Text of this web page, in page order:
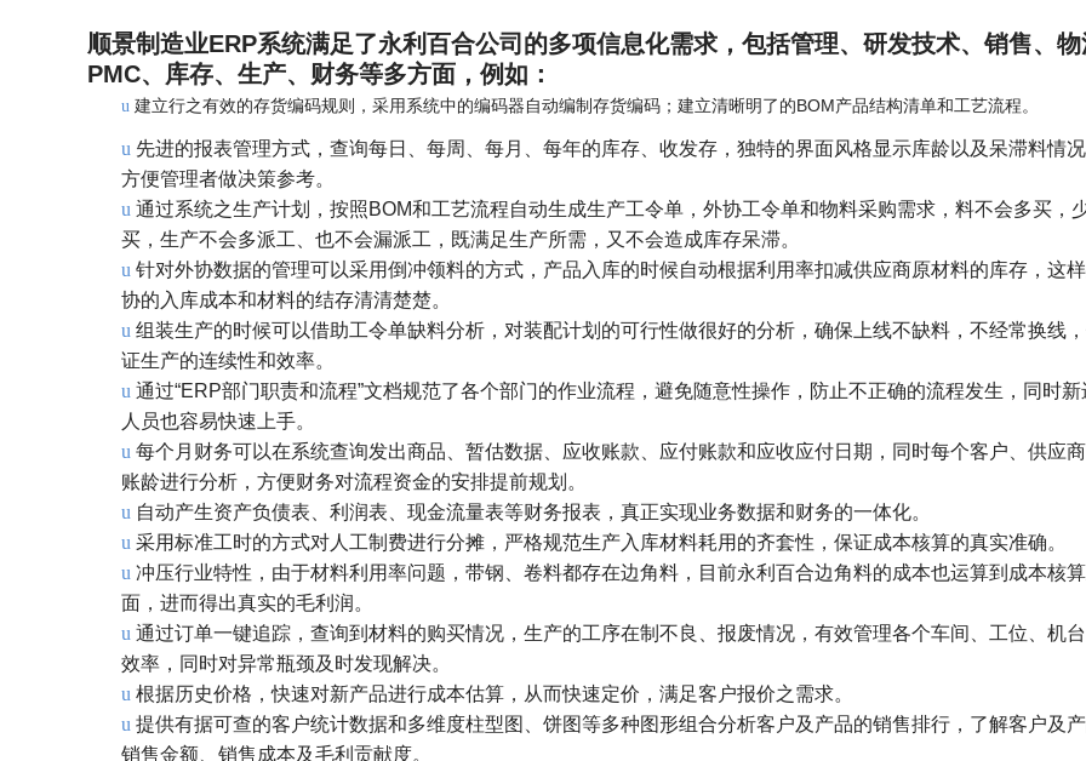
顺景制造业ERP系统满足了永利百合公司的多项信息化需求，包括管理、研发技术、销售、物
PMC、库存、生产、财务等多方面，例如：
u 建立行之有效的存货编码规则，采用系统中的编码器自动编制存货编码；建立清晰明了的BOM产品结构清单和工艺流程。
u 先进的报表管理方式，查询每日、每周、每月、每年的库存、收发存，独特的界面风格显示库龄以及呆滞料情况
方便管理者做决策参考。
u 通过系统之生产计划，按照BOM和工艺流程自动生成生产工令单，外协工令单和物料采购需求，料不会多买，
买，生产不会多派工、也不会漏派工，既满足生产所需，又不会造成库存呆滞。
u 针对外协数据的管理可以采用倒冲领料的方式，产品入库的时候自动根据利用率扣减供应商原材料的库存，这
协的入库成本和材料的结存清清楚楚。
u 组装生产的时候可以借助工令单缺料分析，对装配计划的可行性做很好的分析，确保上线不缺料，不经常换线
证生产的连续性和效率。
u 通过“ERP部门职责和流程”文档规范了各个部门的作业流程，避免随意性操作，防止不正确的流程发生，同时新
人员也容易快速上手。
u 每个月财务可以在系统查询发出商品、暂估数据、应收账款、应付账款和应收应付日期，同时每个客户、供应
账龄进行分析，方便财务对流程资金的安排提前规划。
u 自动产生资产负债表、利润表、现金流量表等财务报表，真正实现业务数据和财务的一体化。
u 采用标准工时的方式对人工制费进行分摊，严格规范生产入库材料耗用的齐套性，保证成本核算的真实准确。
u 冲压行业特性，由于材料利用率问题，带钢、卷料都存在边角料，目前永利百合边角料的成本也运算到成本核
面，进而得出真实的毛利润。
u 通过订单一键追踪，查询到材料的购买情况，生产的工序在制不良、报废情况，有效管理各个车间、工位、机
效率，同时对异常瓶颈及时发现解决。
u 根据历史价格，快速对新产品进行成本估算，从而快速定价，满足客户报价之需求。
u 提供有据可查的客户统计数据和多维度柱型图、饼图等多种图形组合分析客户及产品的销售排行，了解客户及
销售金额、销售成本及毛利贡献度。